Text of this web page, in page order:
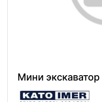
Мини экскаватор